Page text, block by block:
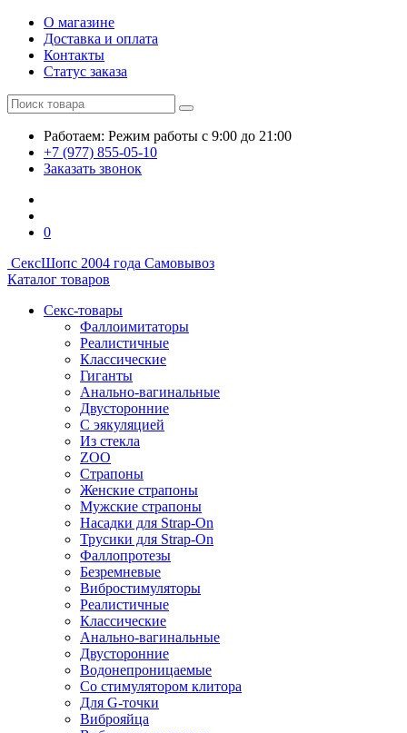
О магазине
Доставка и оплата
Контакты
Статус заказа
Работаем: Режим работы с 9:00 до 21:00
+7 (977) 855-05-10
Заказать звонок
0
СексШопс 2004 года Самовывоз
Каталог товаров
Секс-товары
Фаллоимитаторы
Реалистичные
Классические
Гиганты
Анально-вагинальные
Двусторонние
С эякуляцией
Из стекла
ZOO
Страпоны
Женские страпоны
Мужские страпоны
Насадки для Strap-On
Трусики для Strap-On
Фаллопротезы
Безремневые
Вибростимуляторы
Реалистичные
Классические
Анально-вагинальные
Двусторонние
Водонепроницаемые
Со стимулятором клитора
Для G-точки
Виброяйца